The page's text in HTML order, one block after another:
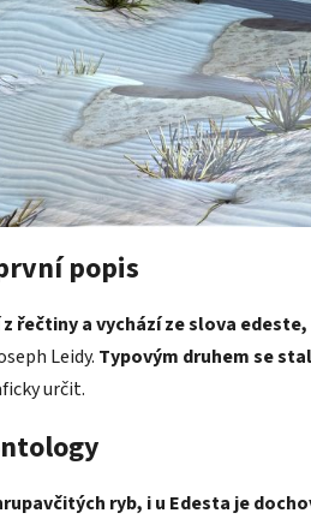
popis
řečtiny a vychází ze slova
Leidy. Typovým druhem se
určit.
ryb, i u Edesta je